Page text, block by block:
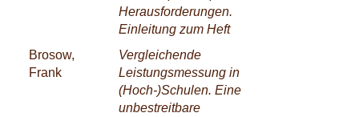
Herausforderungen.
Einleitung zum Heft
Brosow,
Frank
Vergleichende
Leistungsmessung in
(Hoch-)Schulen. Eine
unbestreitbare